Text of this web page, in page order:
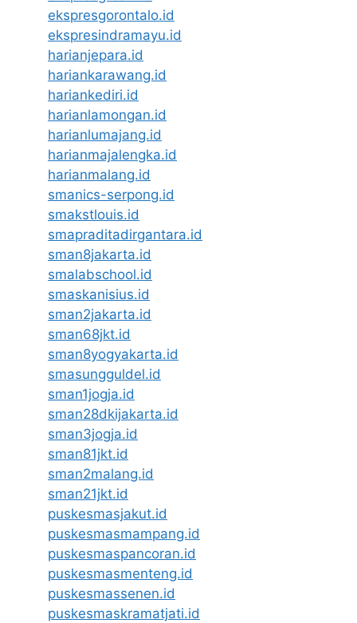
ekspresgorontalo.id
ekspresindramayu.id
harianjepara.id
hariankarawang.id
hariankediri.id
harianlamongan.id
harianlumajang.id
harianmajalengka.id
harianmalang.id
smanics-serpong.id
smakstlouis.id
smapraditadirgantara.id
sman8jakarta.id
smalabschool.id
smaskanisius.id
sman2jakarta.id
sman68jkt.id
sman8yogyakarta.id
smasungguldel.id
sman1jogja.id
sman28dkijakarta.id
sman3jogja.id
sman81jkt.id
sman2malang.id
sman21jkt.id
puskesmasjakut.id
puskesmasmampang.id
puskesmaspancoran.id
puskesmasmenteng.id
puskesmassenen.id
puskesmaskramatjati.id